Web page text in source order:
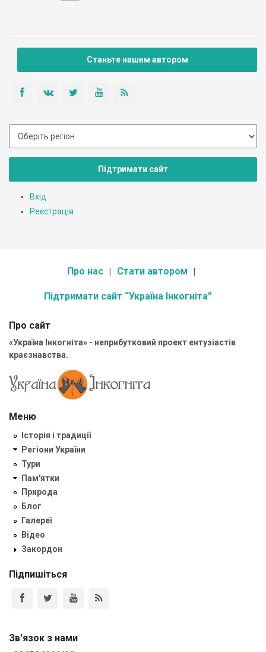
Станьте нашим автором
Підтримати сайт
Вхід
Реєстрація
Про нас Стати автором
Підтримати сайт “Україна Інкогніта”
Про сайт
«Україна Інкогніта» - неприбутковий проект ентузіастів
краєзнавства.
Меню
Історія і традиції
Регіони України
Тури
Пам'ятки
Природа
Блог
Галереї
Відео
Закордон
Підпишіться
Зв'язок з нами